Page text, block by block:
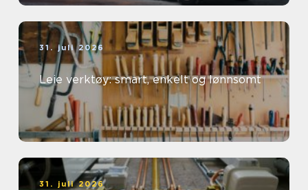
31. juli 2026
Leie verktøy: smart, enkelt og lønnsomt
31. juli 2026